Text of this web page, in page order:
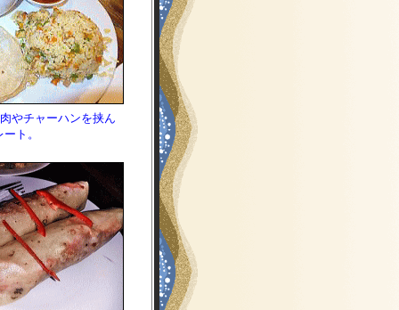
やチャーハンを挟ん
ト。